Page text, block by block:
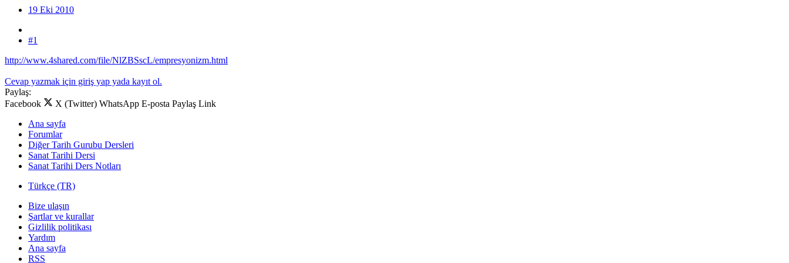
19 Eki 2010
#1
http://www.4shared.com/file/NlZBSscL/empresyonizm.html
Cevap yazmak için giriş yap yada kayıt ol.
Paylaş:
Facebook
X (Twitter) WhatsApp E-posta Paylaş Link
Ana sayfa
Forumlar
Diğer Tarih Gurubu Dersleri
Sanat Tarihi Dersi
Sanat Tarihi Ders Notları
Türkçe (TR)
Bize ulaşın
Şartlar ve kurallar
Gizlilik politikası
Yardım
Ana sayfa
RSS